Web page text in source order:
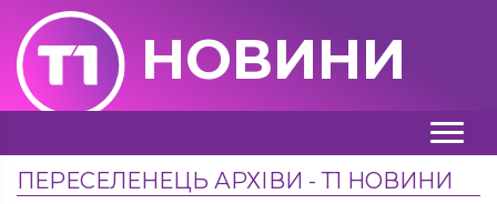
НОВИНИ
ПЕРЕСЕЛЕНЕЦЬ АРХІВИ - Т1 НОВИНИ